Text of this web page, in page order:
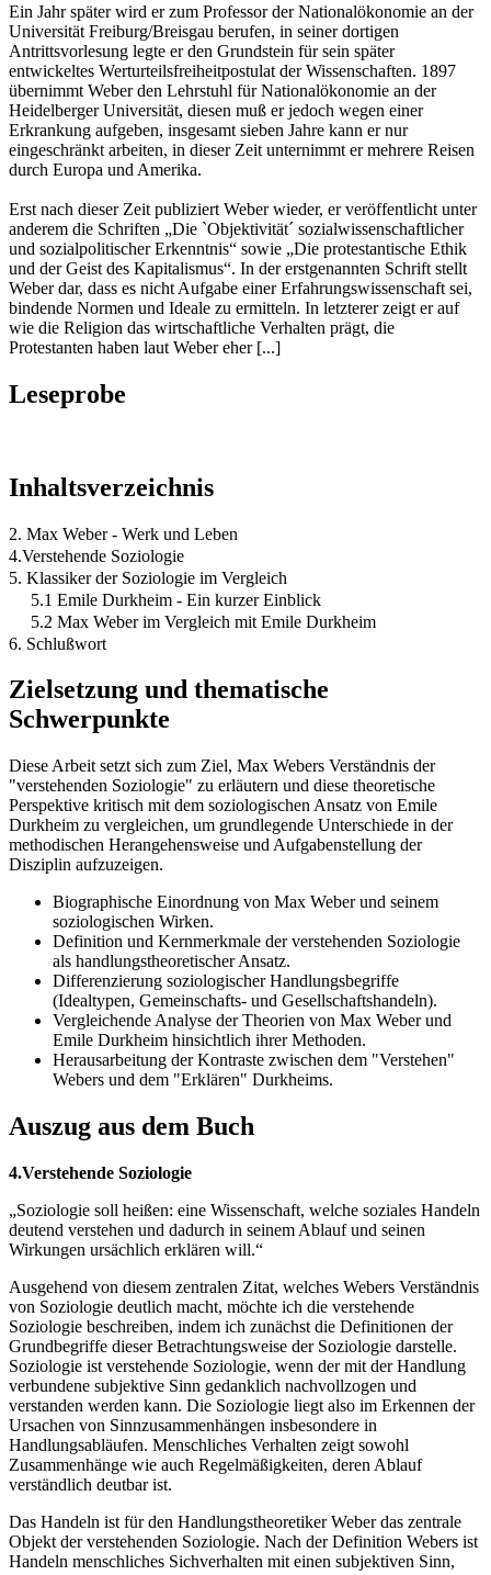
Ein Jahr später wird er zum Professor der Nationalökonomie an der
Universität Freiburg/Breisgau berufen, in seiner dortigen
Antrittsvorlesung legte er den Grundstein für sein später
entwickeltes Werturteilsfreiheitpostulat der Wissenschaften. 1897
übernimmt Weber den Lehrstuhl für Nationalökonomie an der
Heidelberger Universität, diesen muß er jedoch wegen einer
Erkrankung aufgeben, insgesamt sieben Jahre kann er nur
eingeschränkt arbeiten, in dieser Zeit unternimmt er mehrere Reisen
durch Europa und Amerika.
Erst nach dieser Zeit publiziert Weber wieder, er veröffentlicht unter
anderem die Schriften „Die `Objektivität´ sozialwissenschaftlicher
und sozialpolitischer Erkenntnis“ sowie „Die protestantische Ethik
und der Geist des Kapitalismus“. In der erstgenannten Schrift stellt
Weber dar, dass es nicht Aufgabe einer Erfahrungswissenschaft sei,
bindende Normen und Ideale zu ermitteln. In letzterer zeigt er auf
wie die Religion das wirtschaftliche Verhalten prägt, die
Protestanten haben laut Weber eher [...]
Leseprobe
Inhaltsverzeichnis
2. Max Weber - Werk und Leben
4.Verstehende Soziologie
5. Klassiker der Soziologie im Vergleich
5.1 Emile Durkheim - Ein kurzer Einblick
5.2 Max Weber im Vergleich mit Emile Durkheim
6. Schlußwort
Zielsetzung und thematische
Schwerpunkte
Diese Arbeit setzt sich zum Ziel, Max Webers Verständnis der
"verstehenden Soziologie" zu erläutern und diese theoretische
Perspektive kritisch mit dem soziologischen Ansatz von Emile
Durkheim zu vergleichen, um grundlegende Unterschiede in der
methodischen Herangehensweise und Aufgabenstellung der
Disziplin aufzuzeigen.
Biographische Einordnung von Max Weber und seinem
soziologischen Wirken.
Definition und Kernmerkmale der verstehenden Soziologie
als handlungstheoretischer Ansatz.
Differenzierung soziologischer Handlungsbegriffe
(Idealtypen, Gemeinschafts- und Gesellschaftshandeln).
Vergleichende Analyse der Theorien von Max Weber und
Emile Durkheim hinsichtlich ihrer Methoden.
Herausarbeitung der Kontraste zwischen dem "Verstehen"
Webers und dem "Erklären" Durkheims.
Auszug aus dem Buch
4.Verstehende Soziologie
„Soziologie soll heißen: eine Wissenschaft, welche soziales Handeln
deutend verstehen und dadurch in seinem Ablauf und seinen
Wirkungen ursächlich erklären will.“
Ausgehend von diesem zentralen Zitat, welches Webers Verständnis
von Soziologie deutlich macht, möchte ich die verstehende
Soziologie beschreiben, indem ich zunächst die Definitionen der
Grundbegriffe dieser Betrachtungsweise der Soziologie darstelle.
Soziologie ist verstehende Soziologie, wenn der mit der Handlung
verbundene subjektive Sinn gedanklich nachvollzogen und
verstanden werden kann. Die Soziologie liegt also im Erkennen der
Ursachen von Sinnzusammenhängen insbesondere in
Handlungsabläufen. Menschliches Verhalten zeigt sowohl
Zusammenhänge wie auch Regelmäßigkeiten, deren Ablauf
verständlich deutbar ist.
Das Handeln ist für den Handlungstheoretiker Weber das zentrale
Objekt der verstehenden Soziologie. Nach der Definition Webers ist
Handeln menschliches Sichverhalten mit einen subjektiven Sinn,